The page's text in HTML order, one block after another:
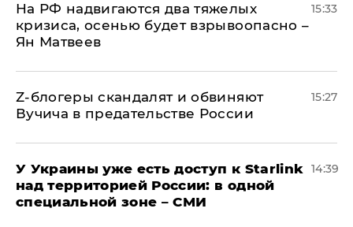
На РФ надвигаются два тяжелых
кризиса, осенью будет взрывоопасно –
Ян Матвеев
15:33
Z-блогеры скандалят и обвиняют
Вучича в предательстве России
15:27
У Украины уже есть доступ к Starlink
над территорией России: в одной
специальной зоне – СМИ
14:39